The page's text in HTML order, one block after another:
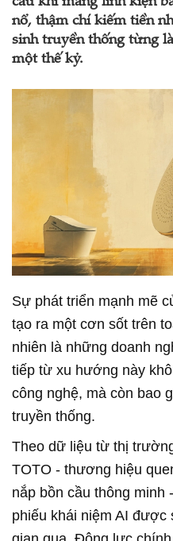
nổ, thậm chí kiếm tiền
sinh truyền thống từng
một thế kỷ.
Sự phát triển mạnh mẽ
tạo ra một cơn sốt trên
nhiên là những doanh
tiếp từ xu hướng này
công nghệ, mà còn bao
truyền thống.
Theo dữ liệu từ thị
TOTO - thương hiệu
nắp bồn cầu thông
phiếu khái niệm AI được